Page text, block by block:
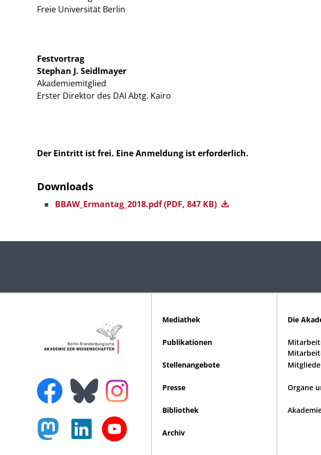
Freie Universität Berlin
Festvortrag
Stephan J. Seidlmayer
Akademiemitglied
Erster Direktor des DAI Abtg. Kairo
Der Eintritt ist frei. Eine Anmeldung ist erforderlich.
Downloads
BBAW_Ermantag_2018.pdf(PDF, 847 KB)
Mediathek
Publikationen
Stellenangebote
Presse
Bibliothek
Archiv
Die
Organe